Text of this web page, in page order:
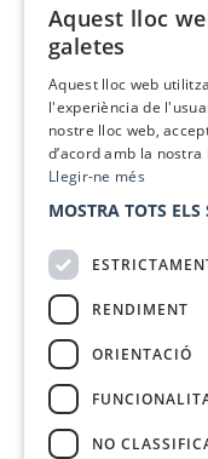
Política de
Condicions
Anuncia’t
Vull rebre la
Amb el suport
Aquest lloc
galetes
Aquest lloc web
l'experiència de
nostre lloc web,
d’acord amb la
Llegir-ne més
MOSTRA TOTS ELS
RENDIMENT
ORIENTACIÓ
NO